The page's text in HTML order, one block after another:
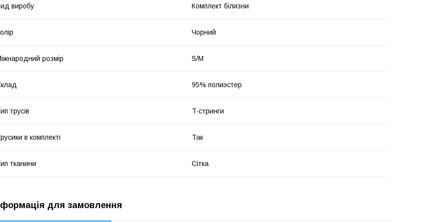
виробу Комплект білизни
Чорний
розмір S/M
95% полиэстер
трусів T-стринги
в комплекті Так
тканини Сітка
для замовлення